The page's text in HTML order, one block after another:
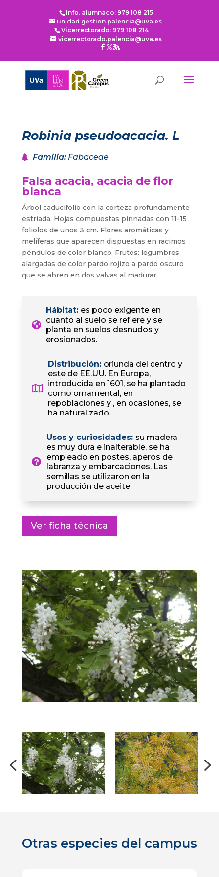
Info. alumnado: 979 108 215
unidad.gestion.palencia@uva.es
Vicerrectorado: 979 108 214
vicerrectorado.palencia@uva.es
Robinia pseudoacacia. L
Familia: Fabaceae
Falsa acacia, acacia de flor
blanca
Árbol caducifolio con la corteza profundamente
estriada. Hojas compuestas pinnadas con 11-15
foliolos de unos 3 cm. Flores aromáticas y
melíferas que aparecen dispuestas en racimos
péndulos de color blanco. Frutos: legumbres
alargadas de color pardo rojizo a pardo oscuro
que se abren en dos valvas al madurar.
Hábitat: es poco exigente en
cuanto al suelo se refiere y se
planta en suelos desnudos y
erosionados.
Distribución: oriunda del centro y
este de EE.UU. En Europa,
introducida en 1601, se ha plantado
como ornamental, en
repoblaciones y , en ocasiones, se
ha naturalizado.
Usos y curiosidades: su madera
es muy dura e inalterable, se ha
empleado en postes, aperos de
labranza y embarcaciones. Las
semillas se utilizaron en la
producción de aceite.
Ver ficha técnica
Otras especies del campus